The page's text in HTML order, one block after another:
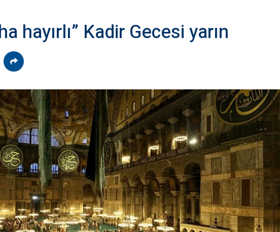
hayırlı” Kadir Gecesi yarın